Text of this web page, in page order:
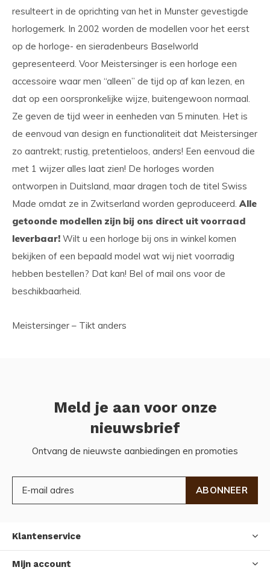
resulteert in de oprichting van het in Munster gevestigde
horlogemerk. In 2002 worden de modellen voor het eerst
op de horloge- en sieradenbeurs Baselworld
gepresenteerd. Voor Meistersinger is een horloge een
accessoire waar men “alleen” de tijd op af kan lezen, en
dat op een oorspronkelijke wijze, buitengewoon normaal.
Ze geven de tijd weer in eenheden van 5 minuten. Het is
de eenvoud van design en functionaliteit dat Meistersinger
zo aantrekt; rustig, pretentieloos, anders! Een eenvoud die
met 1 wijzer alles laat zien! De horloges worden
ontworpen in Duitsland, maar dragen toch de titel Swiss
Made omdat ze in Zwitserland worden geproduceerd. Alle
getoonde modellen zijn bij ons direct uit voorraad
leverbaar! Wilt u een horloge bij ons in winkel komen
bekijken of een bepaald model wat wij niet voorradig
hebben bestellen? Dat kan! Bel of mail ons voor de
beschikbaarheid.
Meistersinger – Tikt anders
Meld je aan voor onze
nieuwsbrief
Ontvang de nieuwste aanbiedingen en promoties
ABONNEER
Klantenservice
Mijn account